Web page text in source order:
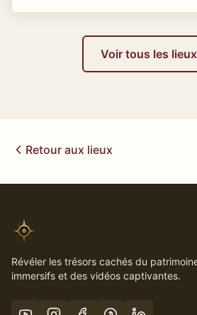
Voir tous les lieux
Retour aux lieux
Révéler les trésors cachés du
immersifs et des vidéos captivantes.